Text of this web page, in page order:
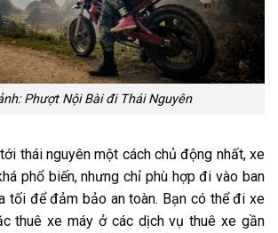
Phượt Nội Bài đi Thái Nguyên
thái nguyênmột cách chủ động nhất, xe
phổ biến, nhưng chỉ phù hợp đi vào ban
tối để đảm bảo an toàn. Bạn có thể đi xe
thuê xe máy ở các dịch vụ thuê xe gần